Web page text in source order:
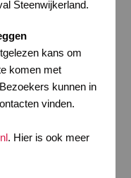
Steenwijkerland.
kans om
komen met
kunnen in
vinden.
. Hier is ook meer